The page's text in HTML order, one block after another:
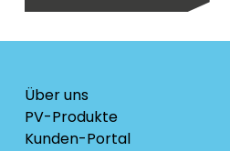
Über uns
PV-Produkte
Kunden-Portal